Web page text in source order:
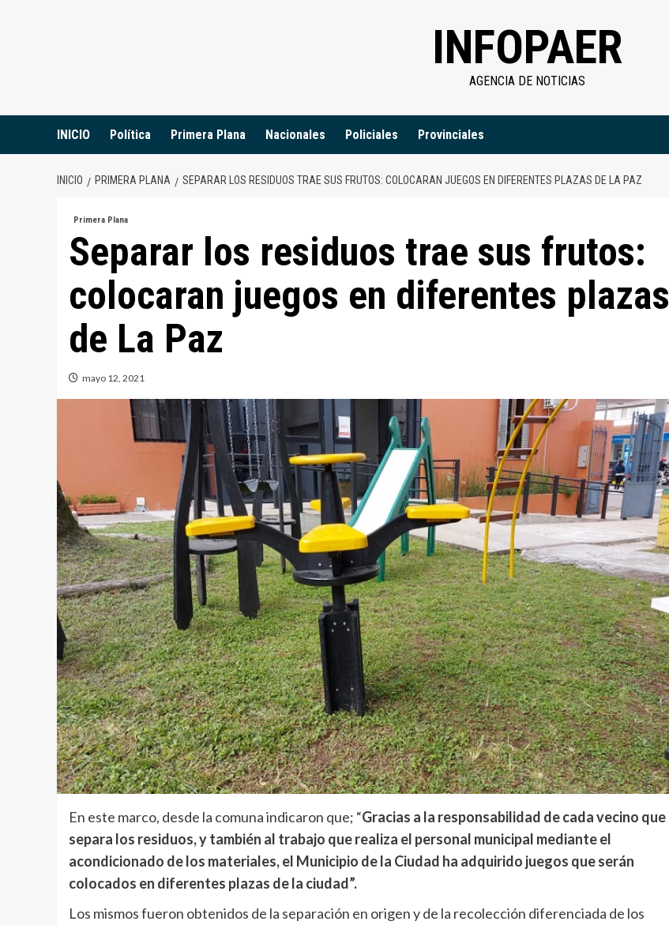
INFOPAER
AGENCIA DE NOTICIAS
INICIO Política Primera Plana Nacionales Policiales Provinciales
INICIO PRIMERA PLANA SEPARAR LOS RESIDUOS TRAE SUS FRUTOS: COLOCARAN JUEGOS EN DIFERENTES PLAZAS DE LA PAZ
Primera Plana
Separar los residuos trae sus frutos:
colocaran juegos en diferentes plazas
de La Paz
mayo 12, 2021
En este marco, desde la comuna indicaron que; “Gracias a la responsabilidad de cada vecino que
separa los residuos, y también al trabajo que realiza el personal municipal mediante el
acondicionado de los materiales, el Municipio de la Ciudad ha adquirido juegos que serán
colocados en diferentes plazas de la ciudad”.
Los mismos fueron obtenidos de la separación en origen y de la recolección diferenciada de los